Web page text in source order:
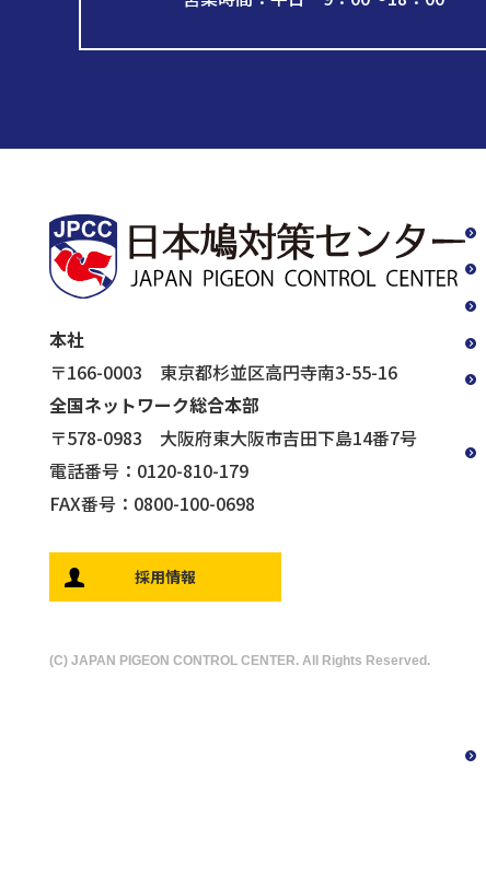
本社
〒166-0003 東京都杉並区高円寺南3-55-16
全国ネットワーク総合本部
〒578-0983 大阪府東大阪市吉田下島14番7号
電話番号：0120-810-179
FAX番号：0800-100-0698
採用情報
(C) JAPAN PIGEON CONTROL CENTER. All Rights Reserved.